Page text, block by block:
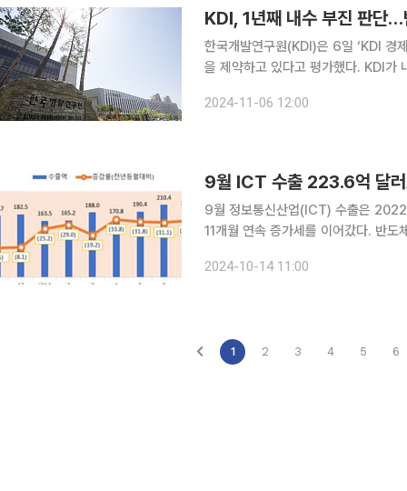
KDI, 1년째 내수 부진 판단
한국개발연구원(KDI)은 6일 ‘KDI 경
을 제약하고 있다고 평가했다. KDI가
증가가 내수 경기에 점차 반영될 가능
2024-11-06 12:00
9월 ICT 수출 223.6억 달러
9월 정보통신산업(ICT) 수출은
11개월 연속 증가세를 이어갔다. 반
증가 등으로 전년 동월 대비 큰 폭으
2024-10-14 11:00
1 2 3 4 5 6